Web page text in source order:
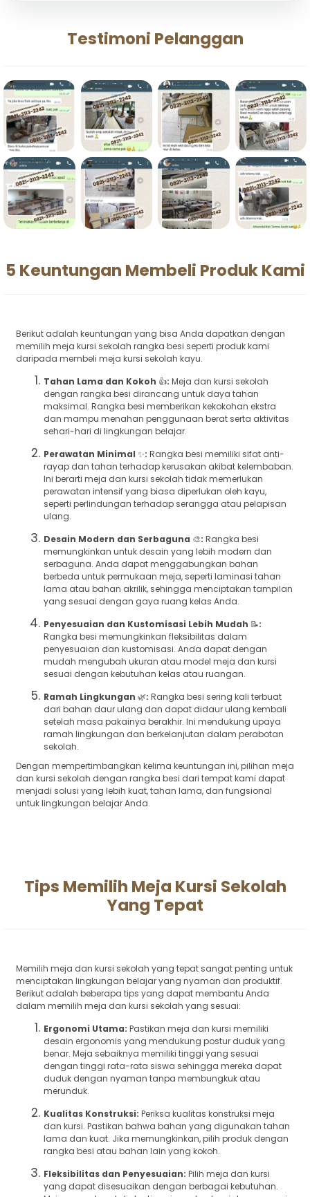
Testimoni Pelanggan
5 Keuntungan Membeli Produk Kami
Berikut adalah keuntungan yang bisa Anda dapatkan dengan
memilih meja kursi sekolah rangka besi seperti produk kami
daripada membeli meja kursi sekolah kayu.
Tahan Lama dan Kokoh 👍: Meja dan kursi sekolah
dengan rangka besi dirancang untuk daya tahan
maksimal. Rangka besi memberikan kekokohan ekstra
dan mampu menahan penggunaan berat serta aktivitas
sehari-hari di lingkungan belajar.
Perawatan Minimal ✨: Rangka besi memiliki sifat anti-
rayap dan tahan terhadap kerusakan akibat kelembaban.
Ini berarti meja dan kursi sekolah tidak memerlukan
perawatan intensif yang biasa diperlukan oleh kayu,
seperti perlindungan terhadap serangga atau pelapisan
ulang.
Desain Modern dan Serbaguna 🎨: Rangka besi
memungkinkan untuk desain yang lebih modern dan
serbaguna. Anda dapat menggabungkan bahan
berbeda untuk permukaan meja, seperti laminasi tahan
lama atau bahan akrilik, sehingga menciptakan tampilan
yang sesuai dengan gaya ruang kelas Anda.
Penyesuaian dan Kustomisasi Lebih Mudah 📝:
Rangka besi memungkinkan fleksibilitas dalam
penyesuaian dan kustomisasi. Anda dapat dengan
mudah mengubah ukuran atau model meja dan kursi
sesuai dengan kebutuhan kelas atau ruangan.
Ramah Lingkungan 🌿: Rangka besi sering kali terbuat
dari bahan daur ulang dan dapat didaur ulang kembali
setelah masa pakainya berakhir. Ini mendukung upaya
ramah lingkungan dan berkelanjutan dalam perabotan
sekolah.
Dengan mempertimbangkan kelima keuntungan ini, pilihan meja
dan kursi sekolah dengan rangka besi dari tempat kami dapat
menjadi solusi yang lebih kuat, tahan lama, dan fungsional
untuk lingkungan belajar Anda.
Tips Memilih Meja Kursi Sekolah
Yang Tepat
Memilih meja dan kursi sekolah yang tepat sangat penting untuk
menciptakan lingkungan belajar yang nyaman dan produktif.
Berikut adalah beberapa tips yang dapat membantu Anda
dalam memilih meja dan kursi sekolah yang sesuai:
Ergonomi Utama: Pastikan meja dan kursi memiliki
desain ergonomis yang mendukung postur duduk yang
benar. Meja sebaiknya memiliki tinggi yang sesuai
dengan tinggi rata-rata siswa sehingga mereka dapat
duduk dengan nyaman tanpa membungkuk atau
merunduk.
Kualitas Konstruksi: Periksa kualitas konstruksi meja
dan kursi. Pastikan bahwa bahan yang digunakan tahan
lama dan kuat. Jika memungkinkan, pilih produk dengan
rangka besi atau bahan lain yang kokoh.
Fleksibilitas dan Penyesuaian: Pilih meja dan kursi
yang dapat disesuaikan dengan berbagai kebutuhan.